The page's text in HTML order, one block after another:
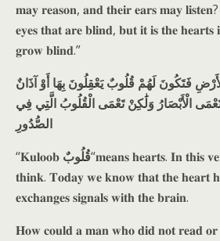
𝐦𝐚𝐲 𝐫𝐞𝐚𝐬𝐨𝐧, 𝐚𝐧𝐝 𝐭𝐡𝐞𝐢𝐫 𝐞𝐚𝐫𝐬 𝐦𝐚𝐲 𝐥𝐢𝐬𝐭𝐞𝐧?
𝐞𝐲𝐞𝐬 𝐭𝐡𝐚𝐭 𝐚𝐫𝐞 𝐛𝐥𝐢𝐧𝐝, 𝐛𝐮𝐭 𝐢𝐭 𝐢𝐬 𝐭𝐡𝐞 𝐡𝐞𝐚𝐫𝐭𝐬
𝐠𝐫𝐨𝐰 𝐛𝐥𝐢𝐧𝐝.”
فَتَكُونَ لَهُمْ قُلُوبٌ يَعْقِلُونَ بِهَا أَوْ آذَانٌ
الْأَبْصَارُ وَلَٰكِنْ تَعْمَى الْقُلُوبُ الَّتِي فِي
الصُّدُورِ
“𝐊𝐮𝐥𝐨𝐨𝐛 قُلُوبٌ“𝐦𝐞𝐚𝐧𝐬 𝐡𝐞𝐚𝐫𝐭𝐬. 𝐈𝐧 𝐭𝐡𝐢𝐬
𝐭𝐡𝐢𝐧𝐤. 𝐓𝐨𝐝𝐚𝐲 𝐰𝐞 𝐤𝐧𝐨𝐰 𝐭𝐡𝐚𝐭 𝐭𝐡𝐞 𝐡𝐞𝐚𝐫𝐭
𝐞𝐱𝐜𝐡𝐚𝐧𝐠𝐞𝐬 𝐬𝐢𝐠𝐧𝐚𝐥𝐬 𝐰𝐢𝐭𝐡 𝐭𝐡𝐞 𝐛𝐫𝐚𝐢𝐧.
𝐇𝐨𝐰 𝐜𝐨𝐮𝐥𝐝 𝐚 𝐦𝐚𝐧 𝐰𝐡𝐨 𝐝𝐢𝐝 𝐧𝐨𝐭 𝐫𝐞𝐚𝐝 𝐨𝐫